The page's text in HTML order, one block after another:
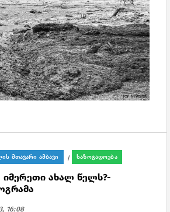
მთავარი ამბავი / საზოგადოება
ახალ წელს?-
16:08